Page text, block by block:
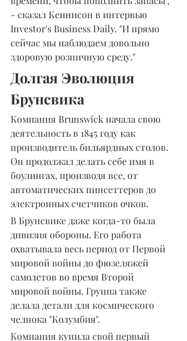
- сказал Кеннисон в интервью
Investor's Business Daily. "И прямо
сейчас мы наблюдаем довольно
здоровую розничную среду."
Долгая Эволюция
Брунсвика
Компания Brunswick начала свою
деятельность в 1845 году как
производитель бильярдных столов.
Он продолжал делать себе имя в
боулингах, производя все, от
автоматических пинсеттеров до
электронных счетчиков очков.
В Брунсвике даже когда-то была
дивизия обороны. Его работа
охватывала весь период от Первой
мировой войны до фюзеляжей
самолетов во время Второй
мировой войны. Группа также
делала детали для космического
челнока "Колумбия".
Компания купила свой первый